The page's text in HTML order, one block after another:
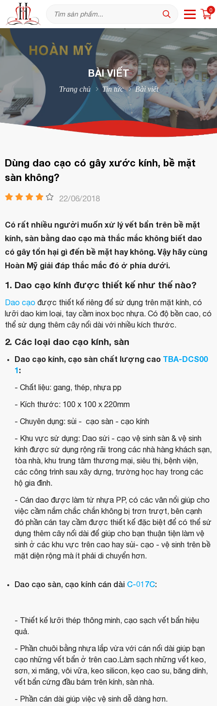
0
BÀI VIẾT
Trang chủ Tin tức Bài viết
Dùng dao cạo có gây xước kính, bề mặt
sàn không?
22/06/2018
Có rất nhiều người muốn xử lý vết bẩn trên bề mặt
kính, sàn bằng dao cạo mà thắc mắc không biết dao
có gây tổn hại gì đến bề mặt hay không. Vậy hãy cùng
Hoàn Mỹ giải đáp thắc mắc đó ở phía dưới.
1. Dao cạo kính được thiết kế như thế nào?
Dao cạo được thiết kế riêng để sử dụng trên mặt kính, có
lưỡi dao kim loại, tay cầm inox bọc nhựa. Có độ bền cao, có
thể sử dụng thêm cây nối dài với nhiều kích thước.
2. Các loại dao cạo kính, sàn
Dao cạo kính, cạo sàn chất lượng cao TBA-DCS00
1:
- Chất liệu: gang, thép, nhựa pp
- Kích thước: 100 x 100 x 220mm
- Chuyên dụng: sủi - cạo sàn - cạo kính
- Khu vực sử dụng: Dao sửi - cạo vệ sinh sàn & vệ sinh
kính được sử dụng rộng rãi trong các nhà hàng khách sạn,
tòa nhà, khu trung tâm thương mại, siêu thị, bệnh viện,
các công trình sau xây dựng, trường học hay trong các
hộ gia đình.
- Cán dao được làm từ nhựa PP, có các vân nổi giúp cho
việc cầm nắm chắc chắn không bị trơn trượt, bên cạnh
đó phần cán tay cầm được thiết kế đặc biệt để có thể sử
dụng thêm cây nối dài để giúp cho bạn thuận tiện làm vệ
sinh ở các khu vực trên cao hay sủi- cạo - vệ sinh trên bề
mặt diện rộng mà ít phải di chuyển hơn.
Dao cạo sàn, cạo kính cán dài C-017C:
- Thiết kế lưỡi thép thông minh, cạo sạch vết bẩn hiệu
quả.
- Phần chuôi bằng nhựa lắp vừa với cán nối dài giúp bạn
cạo những vết bẩn ở trên cao.Làm sạch những vết keo,
sơn, xi măng, vôi vữa, keo silicon, kẹo cao su, băng dính,
vết bẩn cứng đầu bám trên kính, sàn nhà.
- Phần cán dài giúp việc vệ sinh dễ dàng hơn.